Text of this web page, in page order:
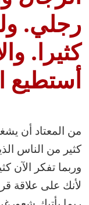
رجلي.
كثيرا.
أستطيع
من المعتاد أن
كثير من الناس
وربما تفكر الآن
لأنك على علاقة